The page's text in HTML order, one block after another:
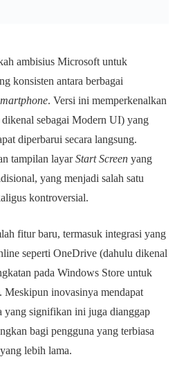
ambisius Microsoft untuk
konsisten antara berbagai
. Versi ini memperkenalkan
sebagai Modern UI) yang
diperbarui secara langsung.
tampilan layarStart Screen yang
yang menjadi salah satu
kontroversial.
fitur baru, termasuk integrasi yang
seperti OneDrive (dahulu dikenal
pada Windows Store untuk
Meskipun inovasinya mendapat
yang signifikan ini juga dianggap
bagi pengguna yang terbiasa
lebih lama.